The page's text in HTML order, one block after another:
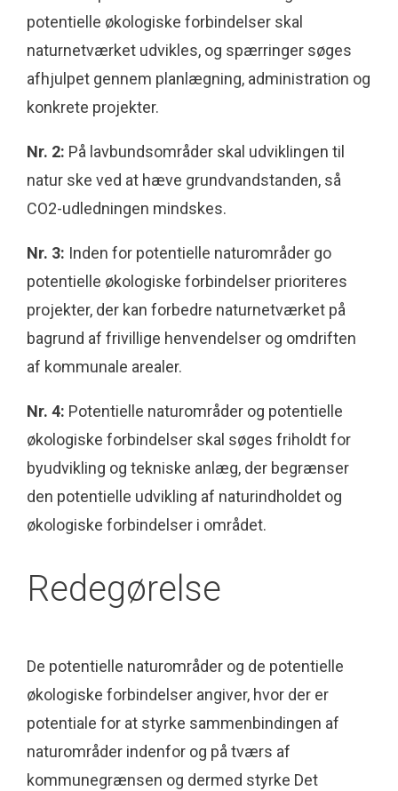
potentielle økologiske forbindelser skal
naturnetværket udvikles, og spærringer søges
afhjulpet gennem planlægning, administration og
konkrete projekter.
Nr. 2: På lavbundsområder skal udviklingen til
natur ske ved at hæve grundvandstanden, så
CO2-udledningen mindskes.
Nr. 3: Inden for potentielle naturområder go
potentielle økologiske forbindelser prioriteres
projekter, der kan forbedre naturnetværket på
bagrund af frivillige henvendelser og omdriften
af kommunale arealer.
Nr. 4: Potentielle naturområder og potentielle
økologiske forbindelser skal søges friholdt for
byudvikling og tekniske anlæg, der begrænser
den potentielle udvikling af naturindholdet og
økologiske forbindelser i området.
Redegørelse
De potentielle naturområder og de potentielle
økologiske forbindelser angiver, hvor der er
potentiale for at styrke sammenbindingen af
naturområder indenfor og på tværs af
kommunegrænsen og dermed styrke Det